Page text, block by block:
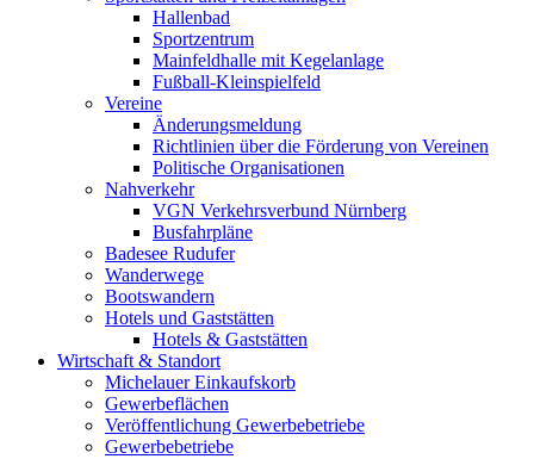
Hallenbad
Sportzentrum
Mainfeldhalle mit Kegelanlage
Fußball-Kleinspielfeld
Vereine
Änderungsmeldung
Richtlinien über die Förderung von Vereinen
Politische Organisationen
Nahverkehr
VGN Verkehrsverbund Nürnberg
Busfahrpläne
Badesee Rudufer
Wanderwege
Bootswandern
Hotels und Gaststätten
Hotels & Gaststätten
Wirtschaft & Standort
Michelauer Einkaufskorb
Gewerbeflächen
Veröffentlichung Gewerbebetriebe
Gewerbebetriebe